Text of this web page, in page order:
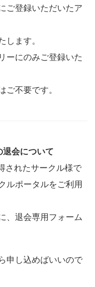
ご登録いただいたア
します。
ーにのみご登録いた
ご不要です。
会について
されたサークル様で
ルポータルをご利用
、退会専用フォーム
申し込めばいいので